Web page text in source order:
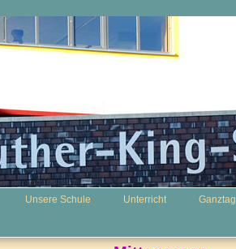
Unsere Schule Unterricht Ganztag